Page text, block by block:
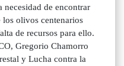
de encontrar
los olivos centenarios
de recursos para ello.
Gregorio Chamorro
y Lucha contra la